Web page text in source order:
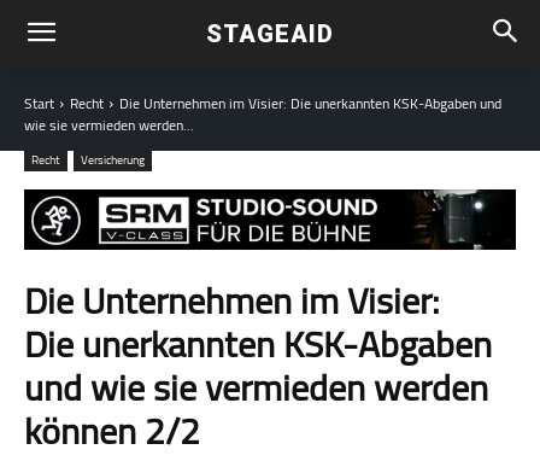
STAGEAID
Start Recht Die Unternehmen im Visier: Die unerkannten KSK-Abgaben und
wie sie vermieden werden...
Recht Versicherung
Die Unternehmen im Visier:
Die unerkannten KSK-Abgaben
und wie sie vermieden werden
können 2/2